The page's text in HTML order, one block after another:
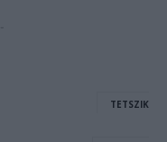
TETSZIK